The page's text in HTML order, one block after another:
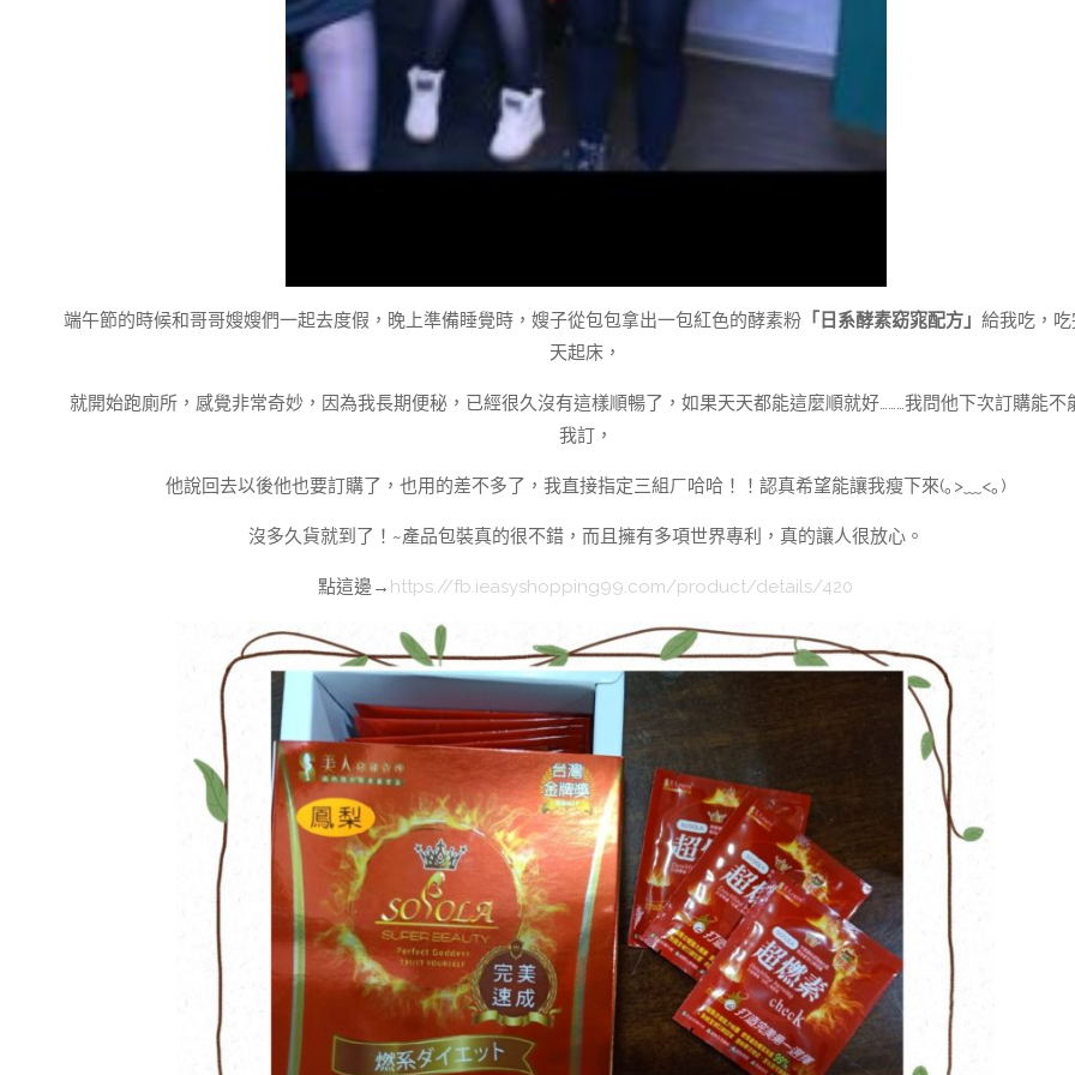
端午節的時候和哥哥嫂嫂們一起去度假，晚上準備睡覺時，嫂子從包包拿出一包紅色的酵素粉 「日系酵素窈窕配方」給我吃，
天起床，
就開始跑廁所，感覺非常奇妙，因為我長期便秘，已經很久沒有這樣順暢了，如果天天都能這麼順就好………我問他下次訂購能不
我訂，
他說回去以後他也要訂購了，也用的差不多了，我直接指定三組ㄏ哈哈！！認真希望能讓我瘦下來(｡>﹏<｡)
沒多久貨就到了！~產品包裝真的很不錯，而且擁有多項世界專利，真的讓人很放心。
點這邊→ https://fb.ieasyshopping99.com/product/details/420